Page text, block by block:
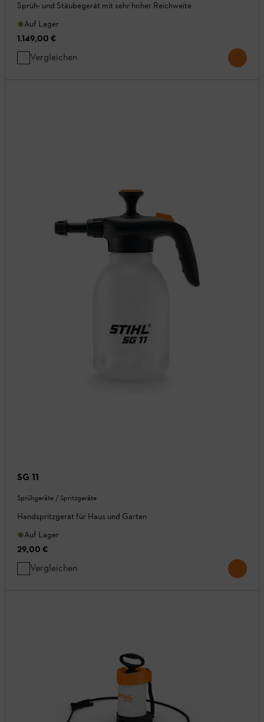
Sprüh- und Stäubegerät mit sehr hoher Reichweite
Auf Lager
1.149,00 €
Vergleichen
SG 11
Sprühgeräte / Spritzgeräte
Handspritzgerät für Haus und Garten
Auf Lager
29,00 €
Vergleichen